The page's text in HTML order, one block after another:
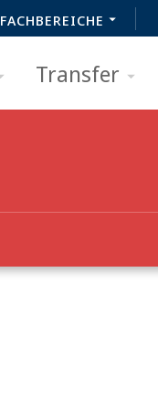
FACHBEREICHE
Transfer